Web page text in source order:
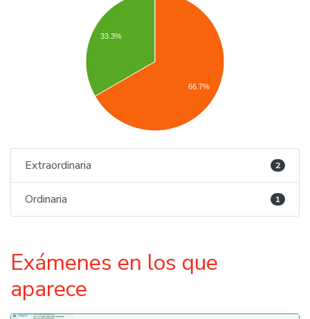
33.3%
66.7%
Extraordinaria 2
Ordinaria 1
Exámenes en los que
aparece